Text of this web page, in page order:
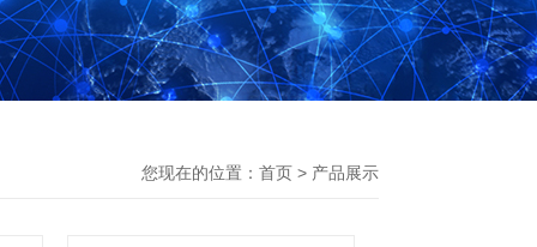
您现在的位置： 首页 > 产品展示